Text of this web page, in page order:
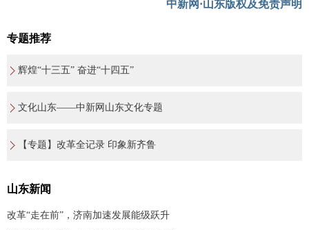
中新网·山东版权及免责声明
专题推荐
辉煌“十三五” 奋进“十四五”
文化山东——中新网山东文化专题
【专题】改革全记录 印象新齐鲁
山东新闻
改革“走在前”，济南加速发展能级跃升